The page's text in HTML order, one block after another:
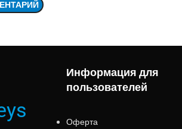
Информация для
пользователей
Оферта